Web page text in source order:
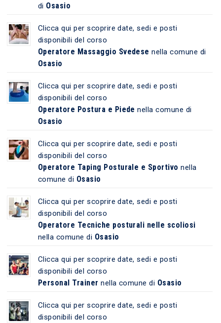
di Osasio
Clicca qui per scoprire date, sedi e posti
disponibili del corso
Operatore Massaggio Svedese nella comune di
Osasio
Clicca qui per scoprire date, sedi e posti
disponibili del corso
Operatore Postura e Piede nella comune di
Osasio
Clicca qui per scoprire date, sedi e posti
disponibili del corso
Operatore Taping Posturale e Sportivo nella
comune di Osasio
Clicca qui per scoprire date, sedi e posti
disponibili del corso
Operatore Tecniche posturali nelle scoliosi
nella comune di Osasio
Clicca qui per scoprire date, sedi e posti
disponibili del corso
Personal Trainer nella comune di Osasio
Clicca qui per scoprire date, sedi e posti
disponibili del corso